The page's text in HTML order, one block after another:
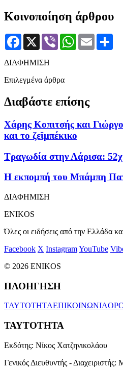
Κοινοποίηση άρθρου
Facebook
X Viber WhatsApp
Email
ΔΙΑΦΗΜΙΣΗ
Επιλεγμένα άρθρα
Διαβάστε επίσης
Χάρης Κοπιτσής και
και το ζεϊμπέκικο
Τραγωδία στην Λάρισα:
Η εκπομπή του Μπάμπη
ΔΙΑΦΗΜΙΣΗ
ENIKOS
Όλες οι ειδήσεις από την Ελλάδα
Facebook X InstagramYouTube
© 2026 ENIKOS
ΠΛΟΗΓΗΣΗ
ΤΑΥΤΟΤΗΤΑΕΠΙΚΟΙΝΩΝΙΑ
ΤΑΥΤΟΤΗΤΑ
Εκδότης: Νίκος Χατζηνικολάου
Γενικός Διευθυντής - Διαχειριστής: